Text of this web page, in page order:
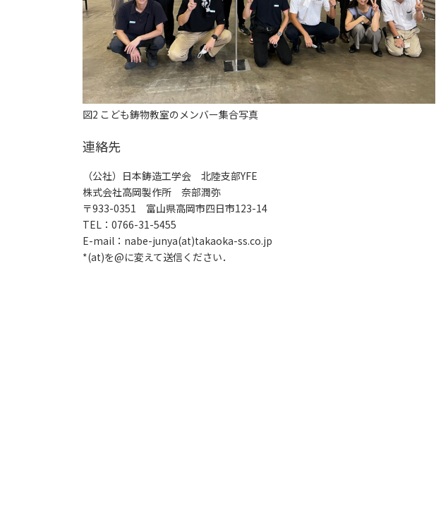
図2 こども鋳物教室のメンバー集合写真
連絡先
（公社）日本鋳造工学会 北陸支部YFE
株式会社高岡製作所 奈部潤弥
〒933-0351 富山県高岡市四日市123-14
TEL：0766-31-5455
E-mail：nabe-junya(at)takaoka-ss.co.jp
*(at)を@に変えて送信ください．